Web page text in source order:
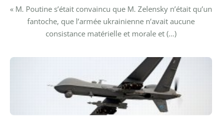
« M. Poutine s’était convaincu que M. Zelensky n’était qu’un
fantoche, que l’armée ukrainienne n’avait aucune
consistance matérielle et morale et (…)